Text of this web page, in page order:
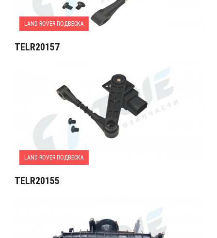
LAND ROVER ПОДВЕСКА
TELR20157
LAND ROVER ПОДВЕСКА
TELR20155